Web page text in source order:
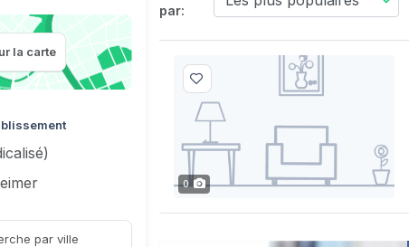
la carte
par ville
par:
0